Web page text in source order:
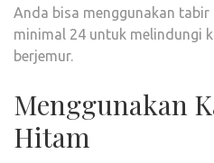
Anda bisa menggunakan tabir
minimal 24 untuk melindungi
berjemur.
Menggunakan
Hitam